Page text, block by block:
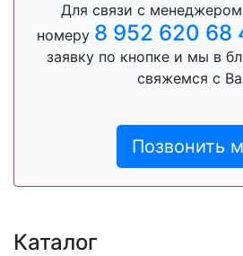
Для связи с менеджером
номеру 8 952 620 68
заявку по кнопке и мы в
свяжемся с
Позвонить
Каталог